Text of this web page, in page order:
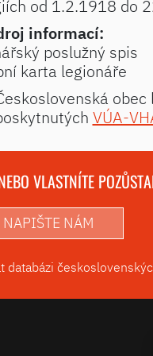
od 1.2.1918 do
informací:
poslužný spis
karta legionáře
VÚA-
VLASTNÍTE
NAPIŠTE NÁM
databázi